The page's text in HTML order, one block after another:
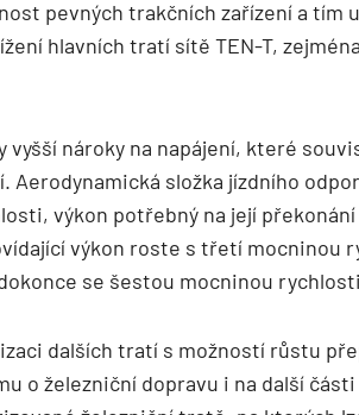
pevných trakčních zařízení a tím
hlavních tratí sítě TEN-T,
vyšší nároky na napájení, které
Aerodynamická složka jízdního
výkon potřebný na její
výkon roste s třetí mocninou
se šestou mocninou
dalších tratí s možností růstu
o železniční dopravu i na další